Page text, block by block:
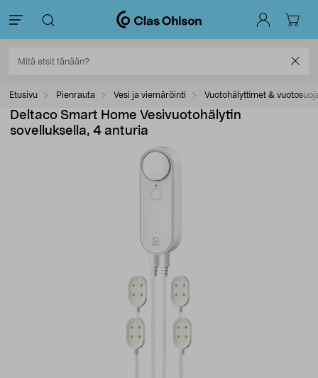
Etusivu Pienrauta Vesi ja viemäröinti Vuotohälyttimet &
Deltaco Smart Home Vesivuotohälytin
sovelluksella, 4 anturia